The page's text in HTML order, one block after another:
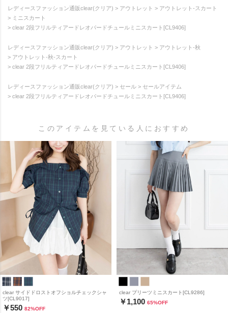
レディースファッション通販clear(クリア) アウトレット
アウトレット-スカート
ミニスカート
clear 2段フリルティアードレオパードチュールミニスカート[CL9406]
レディースファッション通販clear(クリア) アウトレット
アウトレット-秋
アウトレット-秋-スカート
clear 2段フリルティアードレオパードチュールミニスカート[CL9406]
レディースファッション通販clear(クリア) セール
セールアイテム
clear 2段フリルティアードレオパードチュールミニスカート[CL9406]
このアイテムを見ている人におすすめ
clear サイドドロストオフショルチェックシャ
ツ[CL9017]
￥550 82%OFF
clear プリーツミニスカート[CL9286]
￥1,100 65%OFF